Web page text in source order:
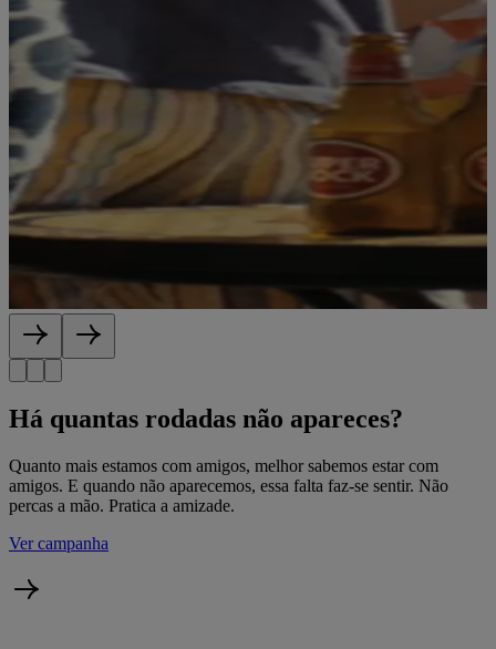
Para adeptos de mini, prémios à grande!
Habilita-te a ganhar prémios LG, Liga Portugal, Sport TV e muito
mais.